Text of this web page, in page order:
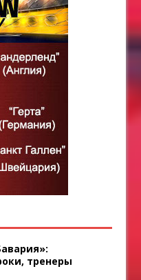
тренеры